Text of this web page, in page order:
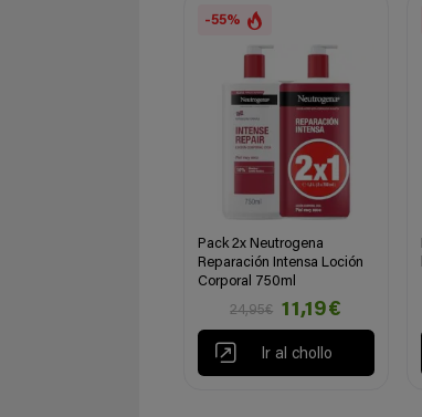
-55%
Pack 2x Neutrogena
Reparación Intensa Loción
Corporal 750ml
24,95€
11,19€
Ir al chollo